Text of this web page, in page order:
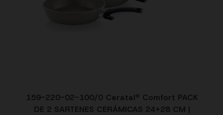
159-220-02-100/0 Ceratal® Comfort PACK
DE 2 SARTENES CERÁMICAS 24+28 CM |